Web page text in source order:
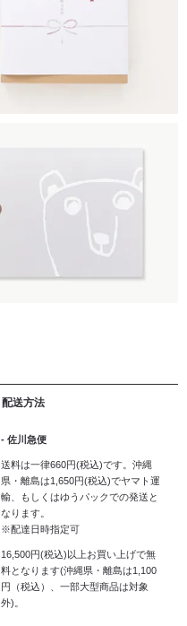
配送方法
- 佐川急便
送料は一律660円(税込)です。沖縄
県・離島は1,650円(税込)でヤマト運
輸、もしくはゆうパックでの発送と
なります。
※配達日時指定可
16,500円(税込)以上お買い上げで無
料となります(沖縄県・離島は1,100
円（税込）、一部大型商品は対象
外)。